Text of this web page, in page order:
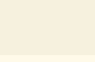
Réservations en